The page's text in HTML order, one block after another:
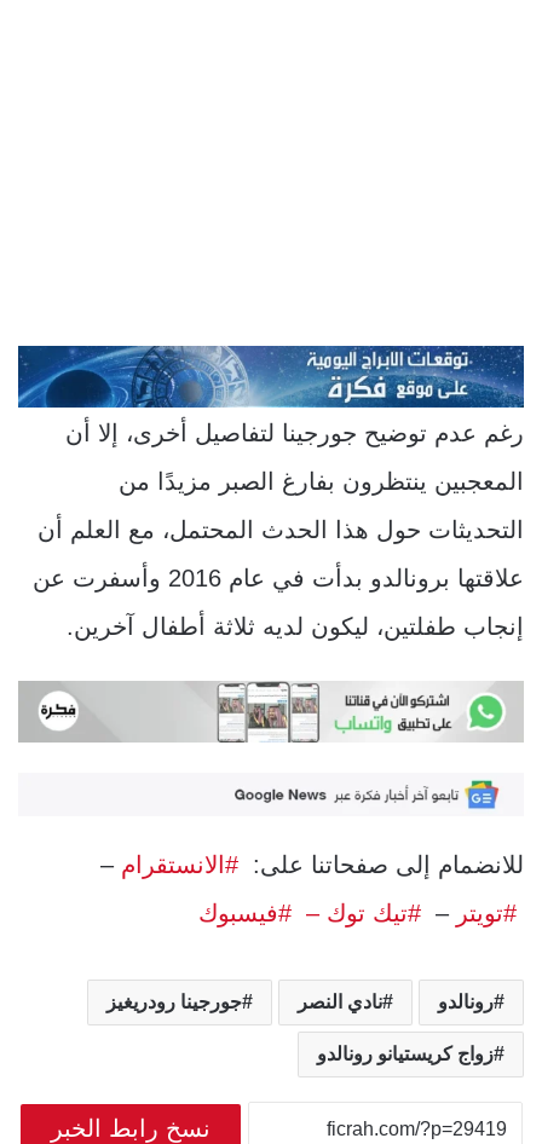
رغم عدم توضيح جورجينا لتفاصيل أخرى، إلا أن
المعجبين ينتظرون بفارغ الصبر مزيدًا من
التحديثات حول هذا الحدث المحتمل، مع العلم أن
علاقتها برونالدو بدأت في عام 2016 وأسفرت عن
إنجاب طفلتين، ليكون لديه ثلاثة أطفال آخرين.
للانضمام إلى صفحاتنا على: #الانستقرام –
#تويتر – #تيك توك – #فيسبوك
رونالدو نادي النصر جورجينا رودريغيز
زواج كريستيانو رونالدو
نسخ رابط الخبر